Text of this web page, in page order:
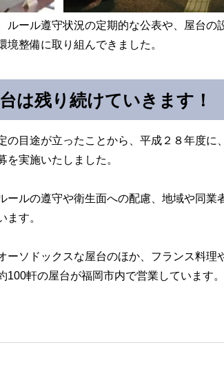
ール遵守状況の定期的な公表や、屋台の
整備に取り組んできました。
は残り続けていきます！
目途が立ったことから、平成２８年度に
実施いたしました。
ルの遵守や衛生面への配慮、地域や同業
ます。
ソドックスな屋台のほか、フランス料理
軒の屋台が福岡市内で営業しています。